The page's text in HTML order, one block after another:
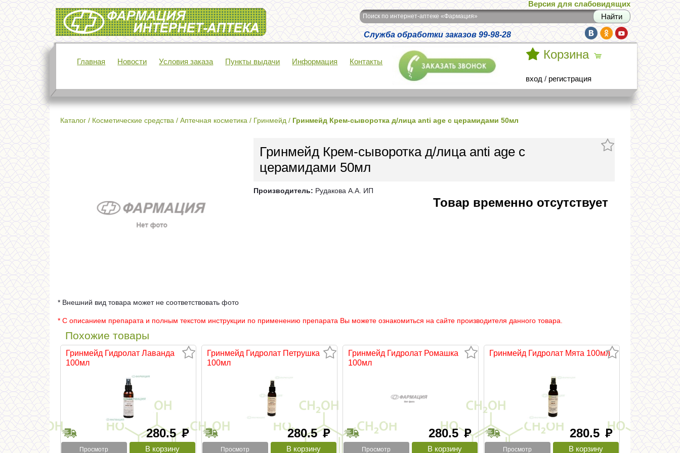
Интернет-аптека Фармация
Версия для слабовидящих
Поиск по интернет-аптеке «Фармация»
Служба обработки заказов 99-98-28
Главная Новости Условия заказа Пункты выдачи Информация Контакты
Корзина
вход / регистрация
Каталог / Косметические средства / Аптечная косметика / Гринмейд / Гринмейд Крем-сыворотка д/лица anti age с церамидами 50мл
Гринмейд Крем-сыворотка д/лица anti age с
церамидами 50мл
Производитель: Рудакова А.А. ИП
Товар временно отсутствует
* Внешний вид товара может не соответствовать фото
* С описанием препарата и полным текстом инструкции по применению препарата Вы можете ознакомиться на сайте производителя данного товара.
Похожие товары
Гринмейд Гидролат Лаванда
100мл
280.5руб
Просмотр
Гринмейд Гидролат Петрушка
100мл
280.5руб
Просмотр
Гринмейд Гидролат Ромашка
100мл
280.5руб
Просмотр
Гринмейд Гидролат Мята 100мл
280.5 руб
Просмотр